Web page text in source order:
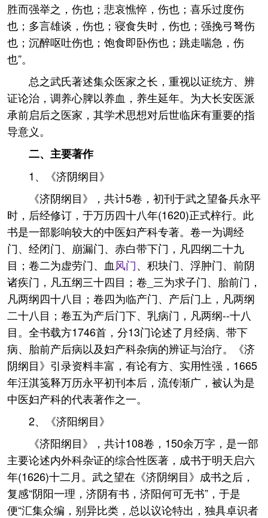
胜而强举之，伤也；悲哀憔悴，伤也；喜乐过度伤
也；多言雄谈，伤也；寝食失时，伤也；强挽弓弩伤
也；沉醉呕吐伤也；饱食即卧伤也；跳走喘急，伤
也”。
总之武氏著述集众医家之长，重视以证统方、辨
证论治，调养心脾以养血，养生延年。为大长安医派
承前启后之医家，其学术思想对后世临床有重要的指
导意义。
二、主要著作
1、《济阴纲目》
《济阴纲目》，共计5卷，初刊于武之望备兵永平
时，后经修订，于万历四十八年(1620)正式梓行。此
书是一部影响较大的中医妇产科专著。卷一为调经
门、经闭门、崩漏门、赤白带下门，凡四纲二十九
目；卷二为虚劳门、血风门、积块门、浮肿门、前阴
诸疾门，凡五纲三十四目；卷_三为求子门、胎前门，
凡两纲四十八目；卷四为临产门、产后门上，凡两纲
二十八目；卷五为产后门下、乳病门，凡两纲--十八
目。全书载方1746首，分13门论述了月经病、带下
病、胎前产后病以及妇产科杂病的辨证与治疗。《济
阴纲目》引录资料丰富，有论有方、实用性强，1665
年汪淇笺释万历永平初刊本后，流传渐广，被认为是
中医妇产科的代表著作之一。
2、《济阳纲目》
《济阳纲目》，共计108卷，150余万字，是一部
主要论述内外科杂证的综合性医著，成书于明天启六
年(1626)十二月。武之望在《济阴纲目》成书之后，
复感“阴阳一理，济阴有书，济阳何可无书”，于是
便“汇集众编，别异比类，总以议论特出，独具卓识者